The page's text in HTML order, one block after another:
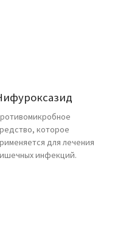
которое
для лечения
инфекций.